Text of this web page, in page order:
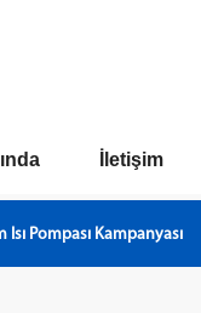
Pompası Kampanyası
İletişim